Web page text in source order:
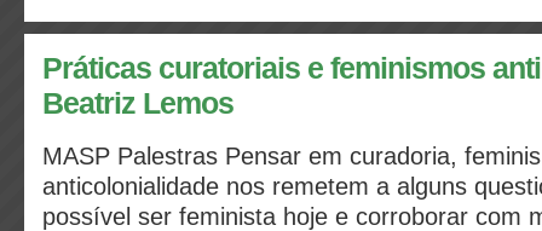
Práticas curatoriais e feminismos
Beatriz Lemos
MASP Palestras Pensar em curadoria,
anticolonialidade nos remetem a alguns
possível ser feminista hoje e corroborar com